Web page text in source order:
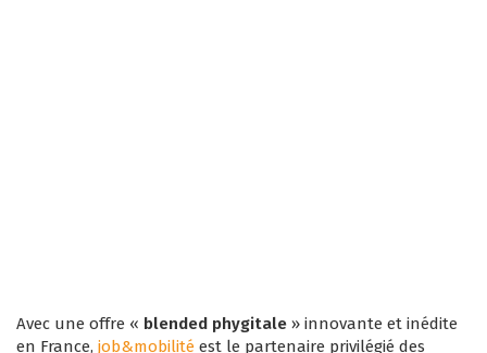
Avec une offre « blended phygitale » innovante et inédite
en France, job&mobilité est le partenaire privilégié des